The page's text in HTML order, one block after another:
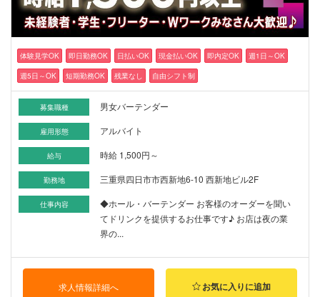
体験見学OK 即日勤務OK 日払いOK 現金払いOK 即内定OK
週1日～OK
週5日～OK
短期勤務OK 残業なし 自由シフト制
募集職種 男女バーテンダー
雇用形態 アルバイト
給与 時給 1,500円～
勤務地 三重県四日市市西新地6-10 西新地ビル2F
仕事内容
◆ホール・バーテンダー お客様のオーダーを聞い
てドリンクを提供するお仕事です♪ お店は夜の業
界の...
求人情報詳細へ お気に入りに追加